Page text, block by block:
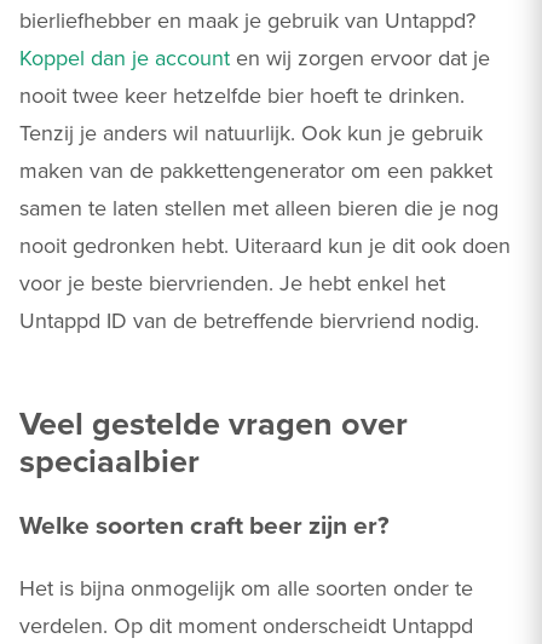
bierliefhebber en maak je gebruik van Untappd?
Koppel dan je account en wij zorgen ervoor dat je
nooit twee keer hetzelfde bier hoeft te drinken.
Tenzij je anders wil natuurlijk. Ook kun je gebruik
maken van de pakkettengenerator om een pakket
samen te laten stellen met alleen bieren die je nog
nooit gedronken hebt. Uiteraard kun je dit ook doen
voor je beste biervrienden. Je hebt enkel het
Untappd ID van de betreffende biervriend nodig.
Veel gestelde vragen over
speciaalbier
Welke soorten craft beer zijn er?
Het is bijna onmogelijk om alle soorten onder te
verdelen. Op dit moment onderscheidt Untappd